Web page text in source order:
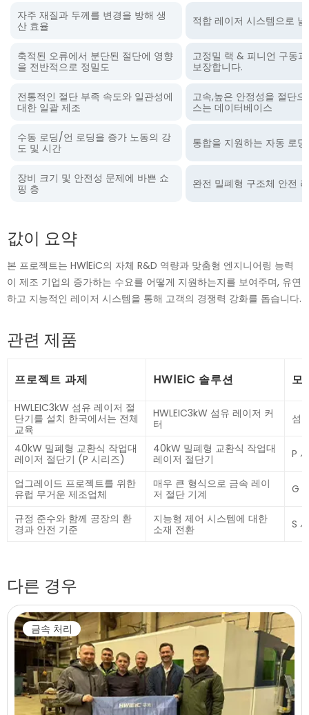
자주 재질과 두께를 변경을 방해 생
산 효율
적합 레이저 시스템으로
축적된 오류에서 분단된 절단에 영향
을 전반적으로 정밀도
고정밀 랙 & 피니언 구동
보장합니다.
전통적인 절단 부족 속도와 일관성에
대한 일괄 제조
고속,높은 안정성을 절단
스는 데이터베이스
수동 로딩/언 로딩을 증가 노동의 강
도 및 시간
통합을 지원하는 자동 로
장비 크기 및 안전성 문제에 바쁜 쇼
핑 층
완전 밀폐형 구조체 안전
값이 요약
본 프로젝트는 HWlEiC의 자체 R&D 역량과 맞춤형 엔지니어링 능력
이 제조 기업의 증가하는 수요를 어떻게 지원하는지를 보여주며, 유연
하고 지능적인 레이저 시스템을 통해 고객의 경쟁력 강화를 돕습니다.
관련 제품
프로젝트 과제 HWlEiC 솔루션 모
HWLEIC3kW 섬유 레이저 절
단기를 설치 한국에서는 전체
교육
HWLEIC3kW 섬유 레이저 커
터
섬
40kW 밀폐형 교환식 작업대
레이저 절단기 (P 시리즈)
40kW 밀폐형 교환식 작업대
레이저 절단기
P
업그레이드 프로젝트를 위한
유럽 무거운 제조업체
매우 큰 형식으로 금속 레이
저 절단 기계
G
규정 준수와 함께 공장의 환
경과 안전 기준
지능형 제어 시스템에 대한
소재 전환
S
다른 경우
금속 처리